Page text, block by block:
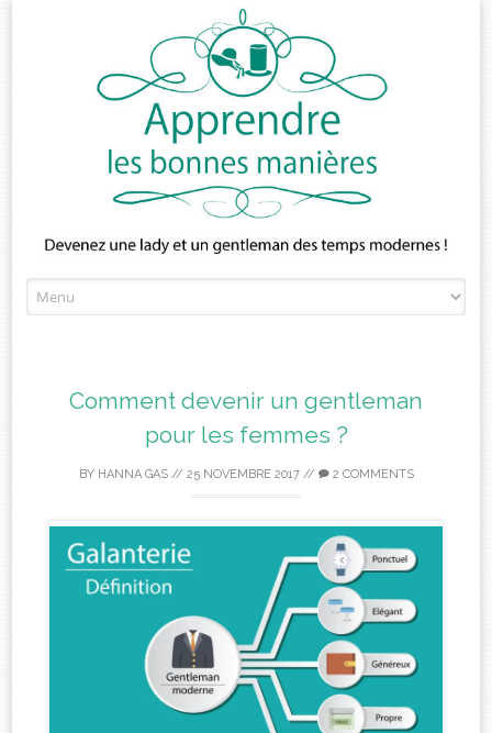
to
Comment devenir un gentleman
pour les femmes ?
BY HANNA GAS// 25 NOVEMBRE 2017// 2 COMMENTS